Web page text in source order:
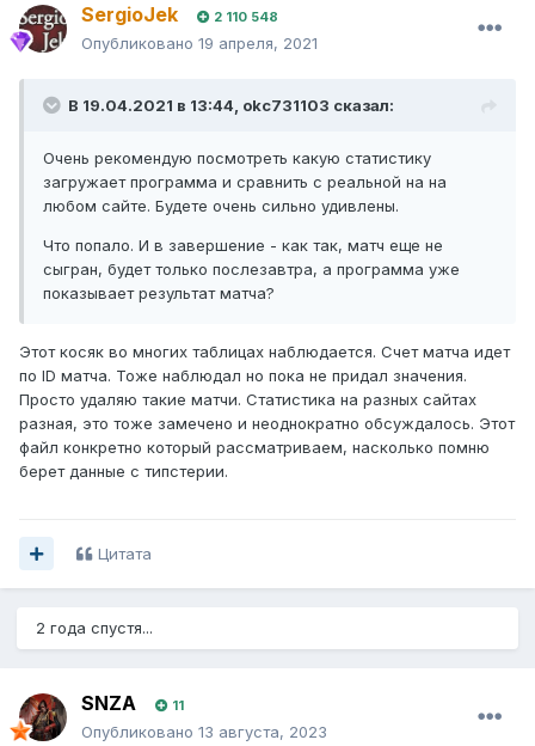
SergioJek 2 110 548
Опубликовано 19 апреля, 2021
В 19.04.2021 в 13:44, okc731103 сказал:
Очень рекомендую посмотреть какую статистику
загружает программа и сравнить с реальной на на
любом сайте. Будете очень сильно удивлены.
Что попало. И в завершение - как так, матч еще не
сыгран, будет только послезавтра, а программа уже
показывает результат матча?
Этот косяк во многих таблицах наблюдается. Счет матча идет
по ID матча. Тоже наблюдал но пока не придал значения.
Просто удаляю такие матчи. Статистика на разных сайтах
разная, это тоже замечено и неоднократно обсуждалось. Этот
файл конкретно который рассматриваем, насколько помню
берет данные с типстерии.
Цитата
2 года спустя...
SNZA 11
Опубликовано 13 августа, 2023